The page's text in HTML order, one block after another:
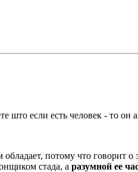
што если есть человек - то
потому что говорит
стада, а разумной ее